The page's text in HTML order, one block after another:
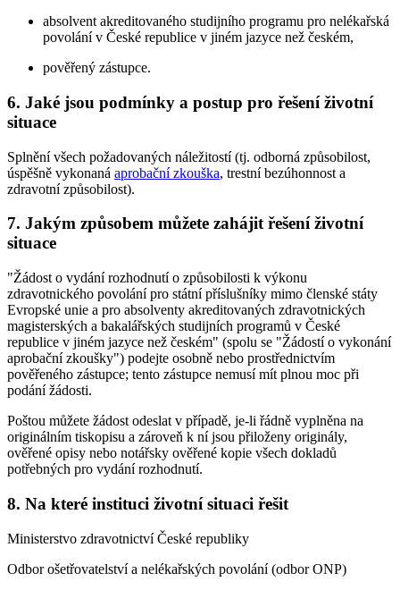
absolvent akreditovaného studijního programu pro nelékařská
povolání v České republice v jiném jazyce než českém,
pověřený zástupce.
6. Jaké jsou podmínky a postup pro řešení životní
situace
Splnění všech požadovaných náležitostí (tj. odborná způsobilost,
úspěšně vykonaná aprobační zkouška, trestní bezúhonnost a
zdravotní způsobilost).
7. Jakým způsobem můžete zahájit řešení životní
situace
"Žádost o vydání rozhodnutí o způsobilosti k výkonu
zdravotnického povolání pro státní příslušníky mimo členské státy
Evropské unie a pro absolventy akreditovaných zdravotnických
magisterských a bakalářských studijních programů v České
republice v jiném jazyce než českém" (spolu se "Žádostí o vykonání
aprobační zkoušky") podejte osobně nebo prostřednictvím
pověřeného zástupce; tento zástupce nemusí mít plnou moc při
podání žádosti.
Poštou můžete žádost odeslat v případě, je-li řádně vyplněna na
originálním tiskopisu a zároveň k ní jsou přiloženy originály,
ověřené opisy nebo notářsky ověřené kopie všech dokladů
potřebných pro vydání rozhodnutí.
8. Na které instituci životní situaci řešit
Ministerstvo zdravotnictví České republiky
Odbor ošetřovatelství a nelékařských povolání (odbor ONP)